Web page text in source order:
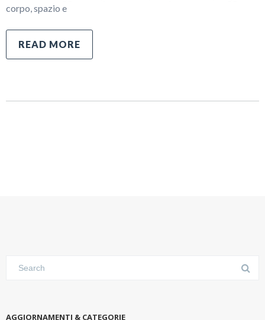
corpo, spazio e
READ MORE
AGGIORNAMENTI & CATEGORIE